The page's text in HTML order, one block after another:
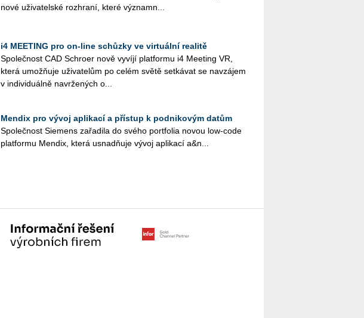
nové uži­va­tel­ské roz­hra­ní, které vý­znam­n...
i4 MEETING pro on-line schůzky ve virtuální realitě
Spo­leč­nost CAD Schroer nově vy­ví­jí plat­for­mu i4 Me­e­ting VR,
která umožňuje uži­va­te­lům po celém světě se­tká­vat se na­vzá­jem
v in­di­vi­du­ál­ně na­vr­že­ných o...
Mendix pro vývoj aplikací a přístup k podnikovým datům
Spo­leč­nost Si­e­mens za­řa­di­la do svého port­fo­lia novou low-code
plat­for­mu Men­dix, která usnadňuje vývoj apli­ka­cí a&n...